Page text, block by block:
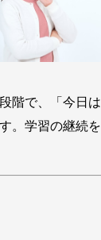
階で、「今日は
。学習の継続を